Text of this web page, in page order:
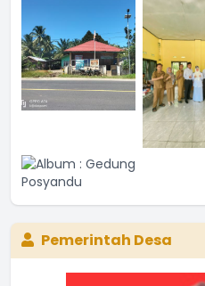
Pemerintah Desa